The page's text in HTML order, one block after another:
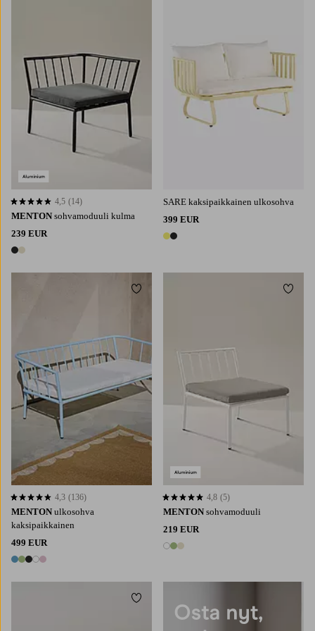
MENTON sohvamoduuli kulma
239 EUR
2 värejä
4,5 perustuen 14 arvosanaan
4,5 (14)
SARE kaksipaikkainen ulkosohva
399 EUR
2 värejä
MENTON ulkosohva
kaksipaikkainen
499 EUR
5 värejä
4,3 perustuen 136 arvosanaan
4,3 (136)
Lisää suosikkeihin
MENTON sohvamoduuli
219 EUR
3 värejä
4,8 perustuen 5 arvosanaan
4,8 (5)
Lisää
Lisää suosikkeihin